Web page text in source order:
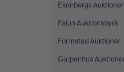
Ekenbergs Auktioner
Falun Auktionsbyrå
Formstad Auktioner
Garpenhus